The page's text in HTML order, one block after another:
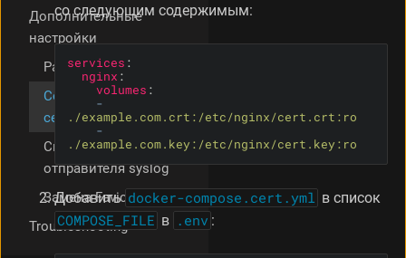
со следующим содержимым:
services :
nginx :
volumes :
-
./example.com.crt:/etc/nginx/cert.crt:ro
-
./example.com.key:/etc/nginx/cert.key:ro
Добавить docker-compose.cert.yml в список
COMPOSE_FILE в .env :
Дополнительные
настройки
Работа через прокси
Собственный
сертификат TLS
Смена имени
отправителя syslog
Замена Favicon
Troubleshooting